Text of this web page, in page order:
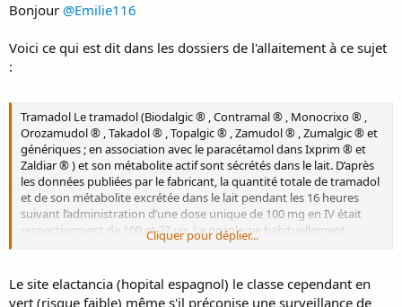
Bonjour @Emilie116
Voici ce qui est dit dans les dossiers de l'allaitement à ce sujet
:
Tramadol Le tramadol (Biodalgic ® , Contramal ® , Monocrixo ® ,
Orozamudol ® , Takadol ® , Topalgic ® , Zamudol ® , Zumalgic ® et
génériques ; en association avec le paracétamol dans Ixprim ® et
Zaldiar ® ) et son métabolite actif sont sécrétés dans le lait. D’après
les données publiées par le fabricant, la quantité totale de tramadol
et de son métabolite excrétée dans le lait pendant les 16 heures
suivant l’administration d’une dose unique de 100 mg en IV était
respectivement de 100 et 27 µg. La posologie habituellement
recommandée pour le tramadol est de 50 à 100 mg toutes les 4 à 6
répétées n’a jamais été évaluée, et la quantité excrétée dans le lait
dans ces conditions pourrait donc être supérieure.
Cliquer pour déplier...
Le site elactancia (hopital espagnol) le classe cependant en
vert (risque faible) même s'il préconise une surveillance de